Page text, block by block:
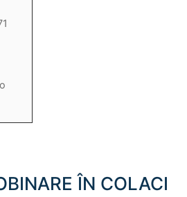
ÎN COLACI